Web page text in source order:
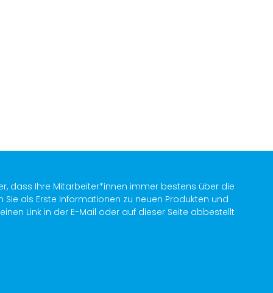
dass Ihre Mitarbeiter*innen immer bestens über die
als Erste Informationen zu neuen Produkten und
Link in der E-Mail oder auf dieser Seite abbestellt